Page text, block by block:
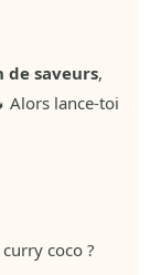
saveurs,
Alors lance-toi
coco ?